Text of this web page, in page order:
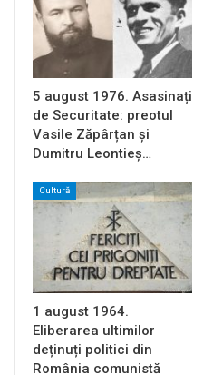
5 august 1976. Asasinați
de Securitate: preotul
Vasile Zăpârțan și
Dumitru Leontieș…
Cultură
1 august 1964.
Eliberarea ultimilor
deținuți politici din
România comunistă